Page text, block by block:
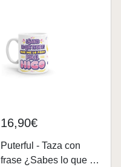
16,90€
Puterful - Taza con
frase ¿Sabes lo que te